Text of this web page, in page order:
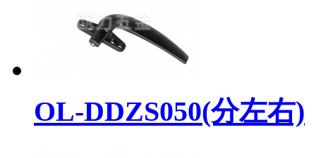
OL-DDZS050(分左右)